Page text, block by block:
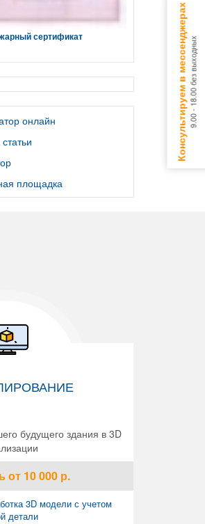
Консультируем в мессенджерах9.00 - 18.00 без выходных
сертификат
онлайн
площадка
будущего здания в 3D
от 10 000р.
3D модели с учетом
детали